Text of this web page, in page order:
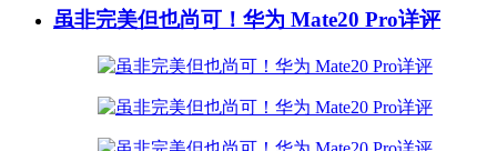
虽非完美但也尚可！华为 Mate20 Pro详评